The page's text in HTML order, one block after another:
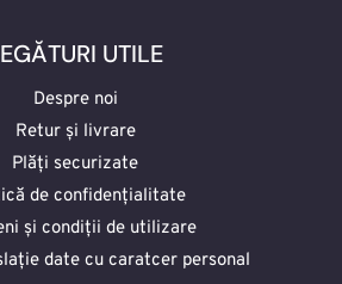
UTILE
Despre noi
Retur și livrare
Plăți securizate
de confidențialitate
și condiții de utilizare
date cu caratcer personal